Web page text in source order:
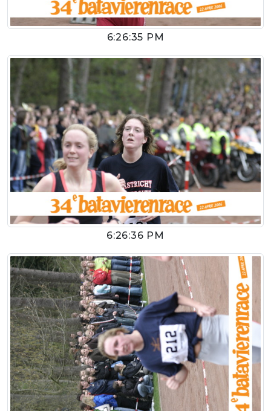
6:26:35 PM
6:26:36 PM